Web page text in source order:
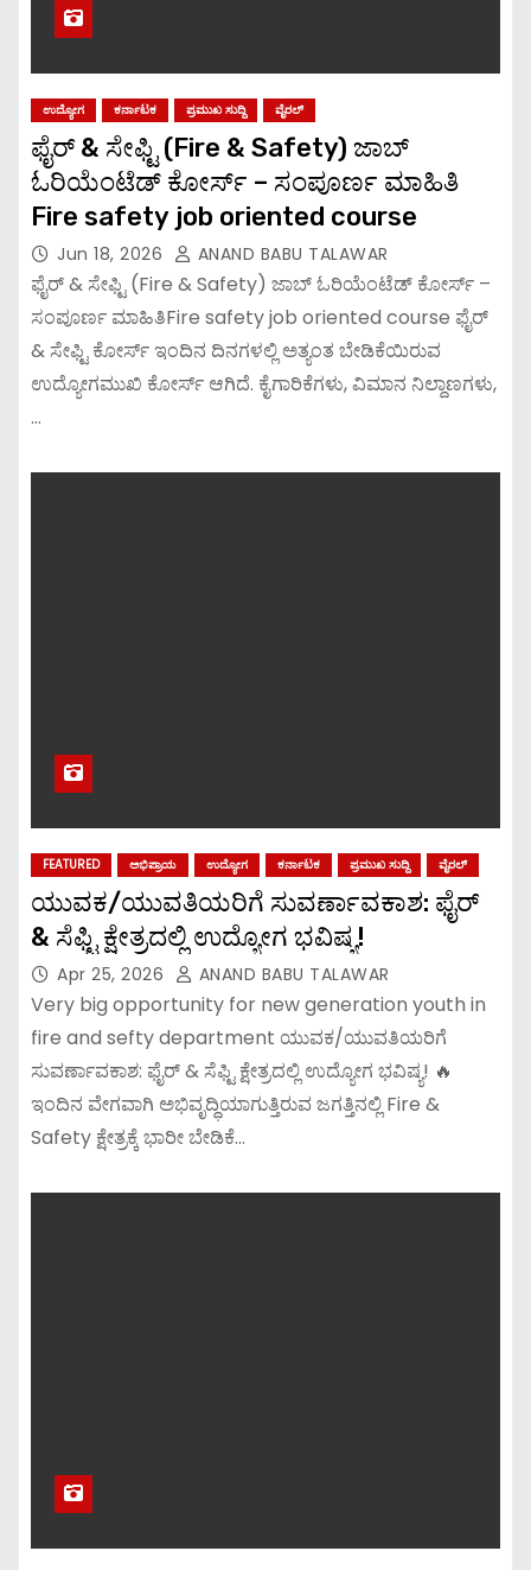
ಉದ್ಯೋಗ ಕರ್ನಾಟಕ ಪ್ರಮುಖ ಸುದ್ದಿ ವೈರಲ್
ಫೈರ್ & ಸೇಫ್ಟಿ (Fire & Safety) ಜಾಬ್
ಓರಿಯೆಂಟೆಡ್ ಕೋರ್ಸ್ – ಸಂಪೂರ್ಣ ಮಾಹಿತಿ
Fire safety job oriented course
Jun 18, 2026 ANAND BABU TALAWAR
ಫೈರ್ & ಸೇಫ್ಟಿ (Fire & Safety) ಜಾಬ್ ಓರಿಯೆಂಟೆಡ್ ಕೋರ್ಸ್ –
ಸಂಪೂರ್ಣ ಮಾಹಿತಿFire safety job oriented course ಫೈರ್
& ಸೇಫ್ಟಿ ಕೋರ್ಸ್ ಇಂದಿನ ದಿನಗಳಲ್ಲಿ ಅತ್ಯಂತ ಬೇಡಿಕೆಯಿರುವ
ಉದ್ಯೋಗಮುಖಿ ಕೋರ್ಸ್ ಆಗಿದೆ. ಕೈಗಾರಿಕೆಗಳು, ವಿಮಾನ ನಿಲ್ದಾಣಗಳು,
…
FEATURED ಅಭಿಪ್ರಾಯ ಉದ್ಯೋಗ ಕರ್ನಾಟಕ ಪ್ರಮುಖ ಸುದ್ದಿ ವೈರಲ್
ಯುವಕ/ಯುವತಿಯರಿಗೆ ಸುವರ್ಣಾವಕಾಶ: ಫೈರ್
& ಸೆಫ್ಟಿ ಕ್ಷೇತ್ರದಲ್ಲಿ ಉದ್ಯೋಗ ಭವಿಷ್ಯ!
Apr 25, 2026 ANAND BABU TALAWAR
Very big opportunity for new generation youth in
fire and sefty department ಯುವಕ/ಯುವತಿಯರಿಗೆ
ಸುವರ್ಣಾವಕಾಶ: ಫೈರ್ & ಸೆಫ್ಟಿ ಕ್ಷೇತ್ರದಲ್ಲಿ ಉದ್ಯೋಗ ಭವಿಷ್ಯ! 🔥
ಇಂದಿನ ವೇಗವಾಗಿ ಅಭಿವೃದ್ಧಿಯಾಗುತ್ತಿರುವ ಜಗತ್ತಿನಲ್ಲಿ Fire &
Safety ಕ್ಷೇತ್ರಕ್ಕೆ ಭಾರೀ ಬೇಡಿಕೆ…